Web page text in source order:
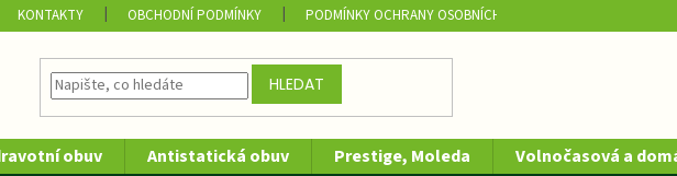
KONTAKTY OBCHODNÍ PODMÍNKY PODMÍNKY OCHRANY OSOBNÍCH ÚDAJŮ
HLEDAT
obuv Antistatická obuv Prestige, Moleda Volnočasová a